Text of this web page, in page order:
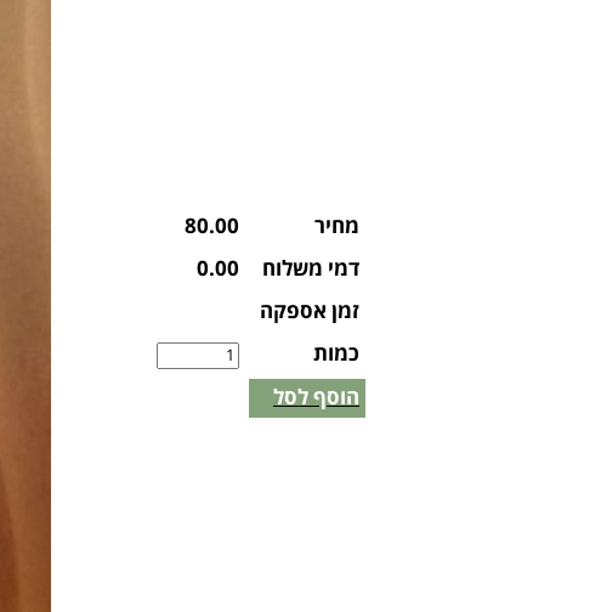
מחיר
80.00
דמי משלוח
0.00
זמן אספקה
כמות
הוסף לסל